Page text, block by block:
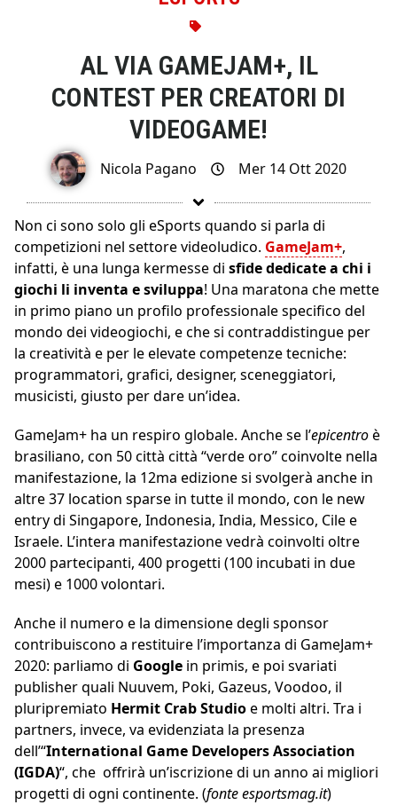
AL VIA GAMEJAM+, IL
CONTEST PER CREATORI DI
VIDEOGAME!
Nicola Pagano Mer 14 Ott 2020
Non ci sono solo gli eSports quando si parla di
competizioni nel settore videoludico. GameJam+,
infatti, è una lunga kermesse di sfide dedicate a chi i
giochi li inventa e sviluppa! Una maratona che mette
in primo piano un profilo professionale specifico del
mondo dei videogiochi, e che si contraddistingue per
la creatività e per le elevate competenze tecniche:
programmatori, grafici, designer, sceneggiatori,
musicisti, giusto per dare un’idea.
GameJam+ ha un respiro globale. Anche se l’epicentroè
brasiliano, con 50 città città “verde oro” coinvolte nella
manifestazione, la 12ma edizione si svolgerà anche in
altre 37 location sparse in tutte il mondo, con le new
entry di Singapore, Indonesia, India, Messico, Cile e
Israele. L’intera manifestazione vedrà coinvolti oltre
2000 partecipanti, 400 progetti (100 incubati in due
mesi) e 1000 volontari.
Anche il numero e la dimensione degli sponsor
contribuiscono a restituire l’importanza di GameJam+
2020: parliamo di Google in primis, e poi svariati
publisher quali Nuuvem, Poki, Gazeus, Voodoo, il
pluripremiato Hermit Crab Studioe molti altri. Tra i
partners, invece, va evidenziata la presenza
dell’“International Game Developers Association
(IGDA)“, che offrirà un’iscrizione di un anno ai migliori
progetti di ogni continente. (fonte esportsmag.it)